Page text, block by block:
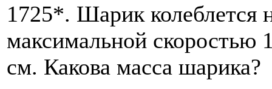
1725*. Шарик колеблется
максимальной скоростью
см. Какова масса шарика?